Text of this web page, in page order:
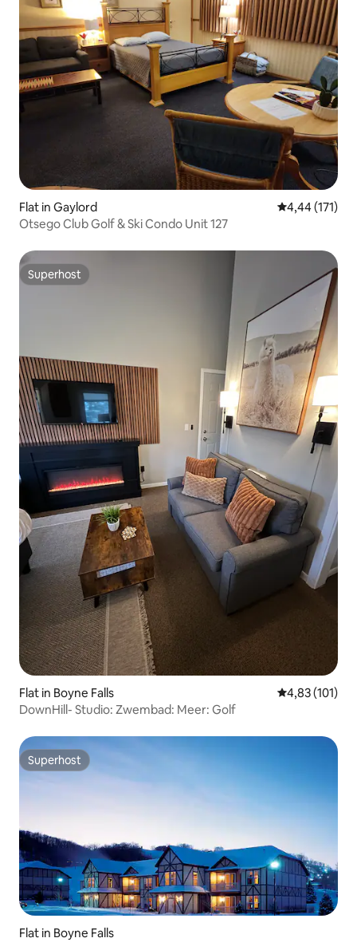
Flat in Gaylord Gemiddelde
4,44 (171)
Otsego Club Golf & Ski Condo Unit 127
Superhost
Superhost
Flat in Boyne Falls Gemiddelde
4,83 (101)
DownHill- Studio: Zwembad: Meer: Golf
Superhost
Superhost
Flat in Boyne Falls